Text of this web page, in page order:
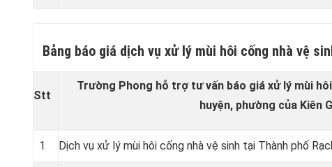
Bảng báo giá dịch vụ xử lý mùi hôi cống nhà vệ
Stt
Trường Phong hỗ trợ tư vấn báo giá xử lý mùi
huyện, phường của Kiên
1 Dịch vụ xử lý mùi hôi cống nhà vệ sinh tại Thành phố